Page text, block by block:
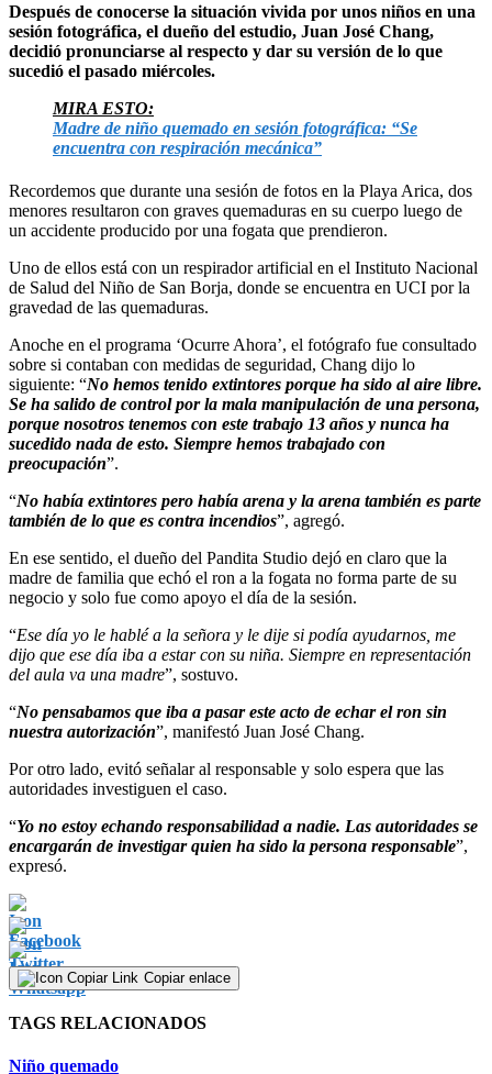
Después de conocerse la situación vivida por unos niños en una
sesión fotográfica, el dueño del estudio, Juan José Chang,
decidió pronunciarse al respecto y dar su versión de lo que
sucedió el pasado miércoles.
MIRA ESTO:
Madre de niño quemado en sesión fotográfica: “Se
encuentra con respiración mecánica”
Recordemos que durante una sesión de fotos en la Playa Arica, dos
menores resultaron con graves quemaduras en su cuerpo luego de
un accidente producido por una fogata que prendieron.
Uno de ellos está con un respirador artificial en el Instituto Nacional
de Salud del Niño de San Borja, donde se encuentra en UCI por la
gravedad de las quemaduras.
Anoche en el programa ‘Ocurre Ahora’, el fotógrafo fue consultado
sobre si contaban con medidas de seguridad, Chang dijo lo
siguiente: “No hemos tenido extintores porque ha sido al aire libre.
Se ha salido de control por la mala manipulación de una persona,
porque nosotros tenemos con este trabajo 13 años y nunca ha
sucedido nada de esto. Siempre hemos trabajado con
preocupación”.
“No había extintores pero había arena y la arena también es parte
también de lo que es contra incendios”, agregó.
En ese sentido, el dueño del Pandita Studio dejó en claro que la
madre de familia que echó el ron a la fogata no forma parte de su
negocio y solo fue como apoyo el día de la sesión.
“Ese día yo le hablé a la señora y le dije si podía ayudarnos, me
dijo que ese día iba a estar con su niña. Siempre en representación
del aula va una madre”, sostuvo.
“No pensabamos que iba a pasar este acto de echar el ron sin
nuestra autorización”, manifestó Juan José Chang.
Por otro lado, evitó señalar al responsable y solo espera que las
autoridades investiguen el caso.
“Yo no estoy echando responsabilidad a nadie. Las autoridades se
encargarán de investigar quien ha sido la persona responsable”,
expresó.
Copiar enlace
TAGS RELACIONADOS
Niño quemado